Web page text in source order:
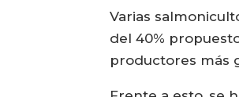
Varias
del 40%
productores más